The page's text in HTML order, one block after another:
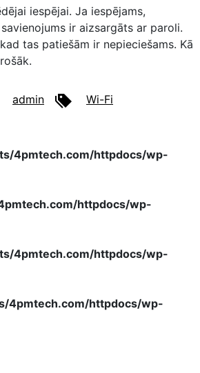
iespējai. Ja iespējams,
ir aizsargāts ar paroli.
tas patiešām ir nepieciešams. Kā
admin Wi-Fi
4pmtech.com/httpdocs/wp-
httpdocs/wp-
4pmtech.com/httpdocs/wp-
4pmtech.com/httpdocs/wp-